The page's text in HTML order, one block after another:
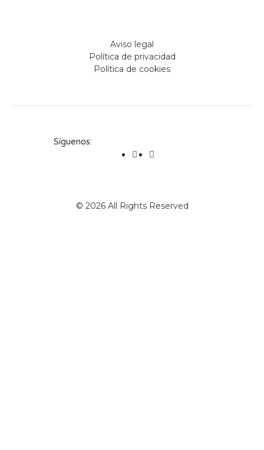
Aviso legal
Política de privacidad
Política de cookies
Síguenos:
© 2026 All Rights Reserved